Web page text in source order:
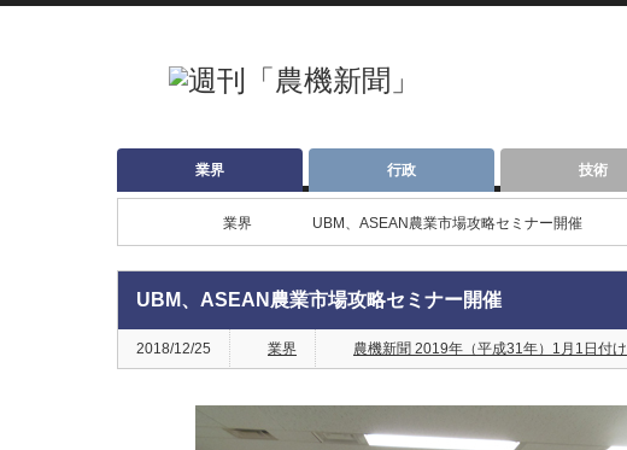
業界 行政 技術
業界 UBM、ASEAN農業市場攻略セミナー開催
UBM、ASEAN農業市場攻略セミナー開催
2018/12/25 業界 農機新聞 2019年（平成31年）1月1日付け